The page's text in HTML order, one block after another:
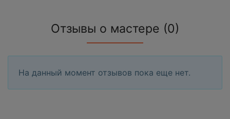
Отзывы о мастере (0)
На данный момент отзывов пока еще нет.